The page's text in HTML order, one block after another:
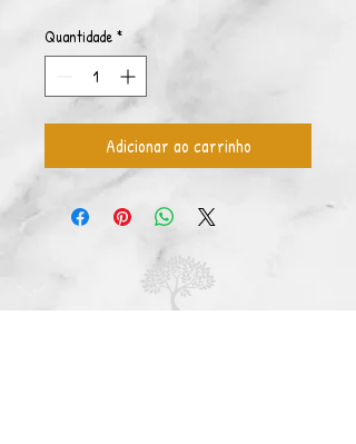
Quantidade *
Adicionar ao carrinho